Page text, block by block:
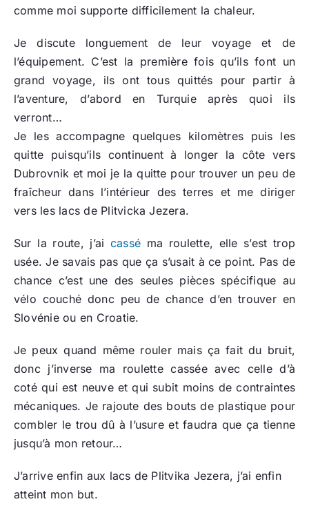
comme moi supporte difficilement la chaleur.
Je discute longuement de leur voyage et de
l’équipement. C’est la première fois qu’ils font un
grand voyage, ils ont tous quittés pour partir à
l’aventure, d’abord en Turquie après quoi ils
verront…
Je les accompagne quelques kilomètres puis les
quitte puisqu’ils continuent à longer la côte vers
Dubrovnik et moi je la quitte pour trouver un peu de
fraîcheur dans l’intérieur des terres et me diriger
vers les lacs de Plitvicka Jezera.
Sur la route, j’aicassé ma roulette, elle s’est trop
usée. Je savais pas que ça s’usait à ce point. Pas de
chance c’est une des seules pièces spécifique au
vélo couché donc peu de chance d’en trouver en
Slovénie ou en Croatie.
Je peux quand même rouler mais ça fait du bruit,
donc j’inverse ma roulette cassée avec celle d’à
coté qui est neuve et qui subit moins de contraintes
mécaniques. Je rajoute des bouts de plastique pour
combler le trou dû à l’usure et faudra que ça tienne
jusqu’à mon retour…
J’arrive enfin aux lacs de Plitvika Jezera, j’ai enfin
atteint mon but.